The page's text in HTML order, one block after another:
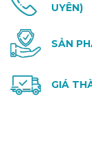
UYÊN)
SẢN
GIÁ